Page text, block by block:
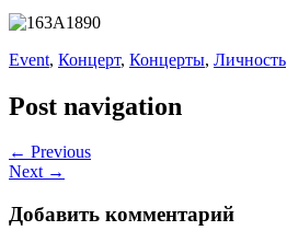
Event, Концерт, Концерты, Личность
Post navigation
← Previous
Next →
Добавить комментарий